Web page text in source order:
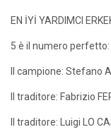
EN İYİ YARDIMCI
5 è il numero perfetto:
Il campione: Stefano
Il traditore: Fabrizio
Il traditore: Luigi LO